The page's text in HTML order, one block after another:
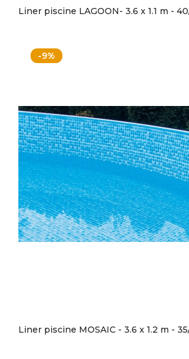
Liner piscine LAGOON- 3.6 x 1.1 m -
-9%
Liner piscine MOSAIC - 3.6 x 1.2 m -